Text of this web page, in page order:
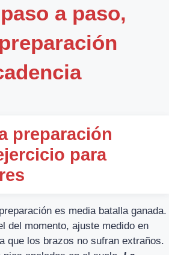
a paso,
preparación
para
es media batalla ganada.
del momento, ajuste medido en
que los brazos no sufran extraños.